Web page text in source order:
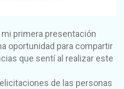
primera presentación
oportunidad para compartir
que sentí al realizar este
de las personas